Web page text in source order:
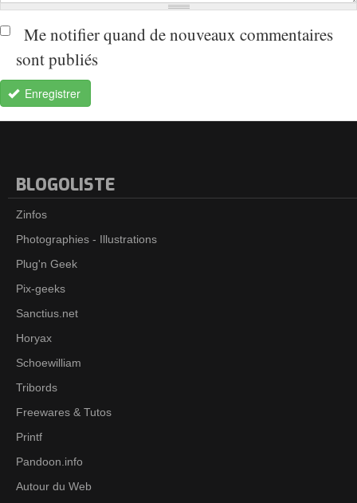
Me notifier quand de nouveaux commentaires
sont publiés
Enregistrer
BLOGOLISTE
Zinfos
Photographies - Illustrations
Plug'n Geek
Pix-geeks
Sanctius.net
Horyax
Schoewilliam
Tribords
Freewares & Tutos
Printf
Pandoon.info
Autour du Web